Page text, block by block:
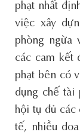
phạt nhất
việc xây
phòng ngừa
các cam kết
phạt bên có
dụng chế tài
hội tụ đủ các
tế, nhiều